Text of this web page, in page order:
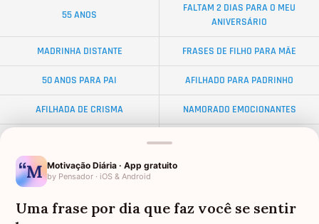
55 ANOS
FALTAM 2 DIAS PARA O MEU
ANIVERSÁRIO
MADRINHA DISTANTE FRASES DE FILHO PARA MÃE
50 ANOS PARA PAI AFILHADO PARA PADRINHO
AFILHADA DE CRISMA NAMORADO EMOCIONANTES
EX-SOGRO
Motivação Diária · App gratuito
by Pensador · iOS & Android
Uma frase por dia que faz você se sentir